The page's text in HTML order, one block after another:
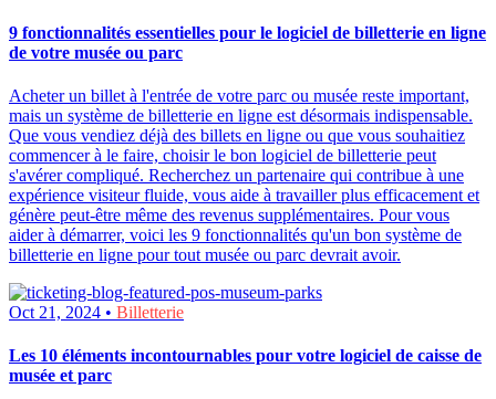
9 fonctionnalités essentielles pour le logiciel de billetterie en ligne
de votre musée ou parc
Acheter un billet à l'entrée de votre parc ou musée reste important,
mais un système de billetterie en ligne est désormais indispensable.
Que vous vendiez déjà des billets en ligne ou que vous souhaitiez
commencer à le faire, choisir le bon logiciel de billetterie peut
s'avérer compliqué. Recherchez un partenaire qui contribue à une
expérience visiteur fluide, vous aide à travailler plus efficacement et
génère peut-être même des revenus supplémentaires. Pour vous
aider à démarrer, voici les 9 fonctionnalités qu'un bon système de
billetterie en ligne pour tout musée ou parc devrait avoir.
Oct 21, 2024 • Billetterie
Les 10 éléments incontournables pour votre logiciel de caisse de
musée et parc